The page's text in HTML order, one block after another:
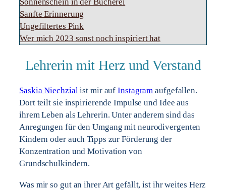
Sonnenschein in der Bücherei
Sanfte Erinnerung
Ungefiltertes Pink
Wer mich 2023 sonst noch inspiriert hat
Lehrerin mit Herz und Verstand
Saskia Niechzialist mir aufInstagram aufgefallen.
Dort teilt sie inspirierende Impulse und Idee aus
ihrem Leben als Lehrerin. Unter anderem sind das
Anregungen für den Umgang mit neurodivergenten
Kindern oder auch Tipps zur Förderung der
Konzentration und Motivation von
Grundschulkindern.
Was mir so gut an ihrer Art gefällt, ist ihr weites Herz